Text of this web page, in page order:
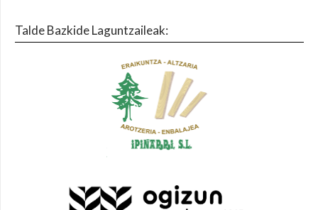
Talde Bazkide Laguntzaileak: